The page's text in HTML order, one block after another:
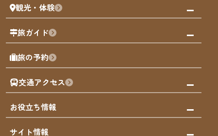
福岡グルメ
福岡を楽しむ
福岡のアート
福岡のナイトタイム
福岡の歴史・文化
サステナブルツーリズム
福岡検定
観光・体験
観る・遊ぶ
屋台
買う
体験
泊まる
旅ガイド
モデルコース
AIおまかせコース
オリジナルプラン
みんなの旅行記
旅の予約
交通アクセス
市内交通ガイド
お得なチケット
お役立ち情報
お知らせ
サイト情報